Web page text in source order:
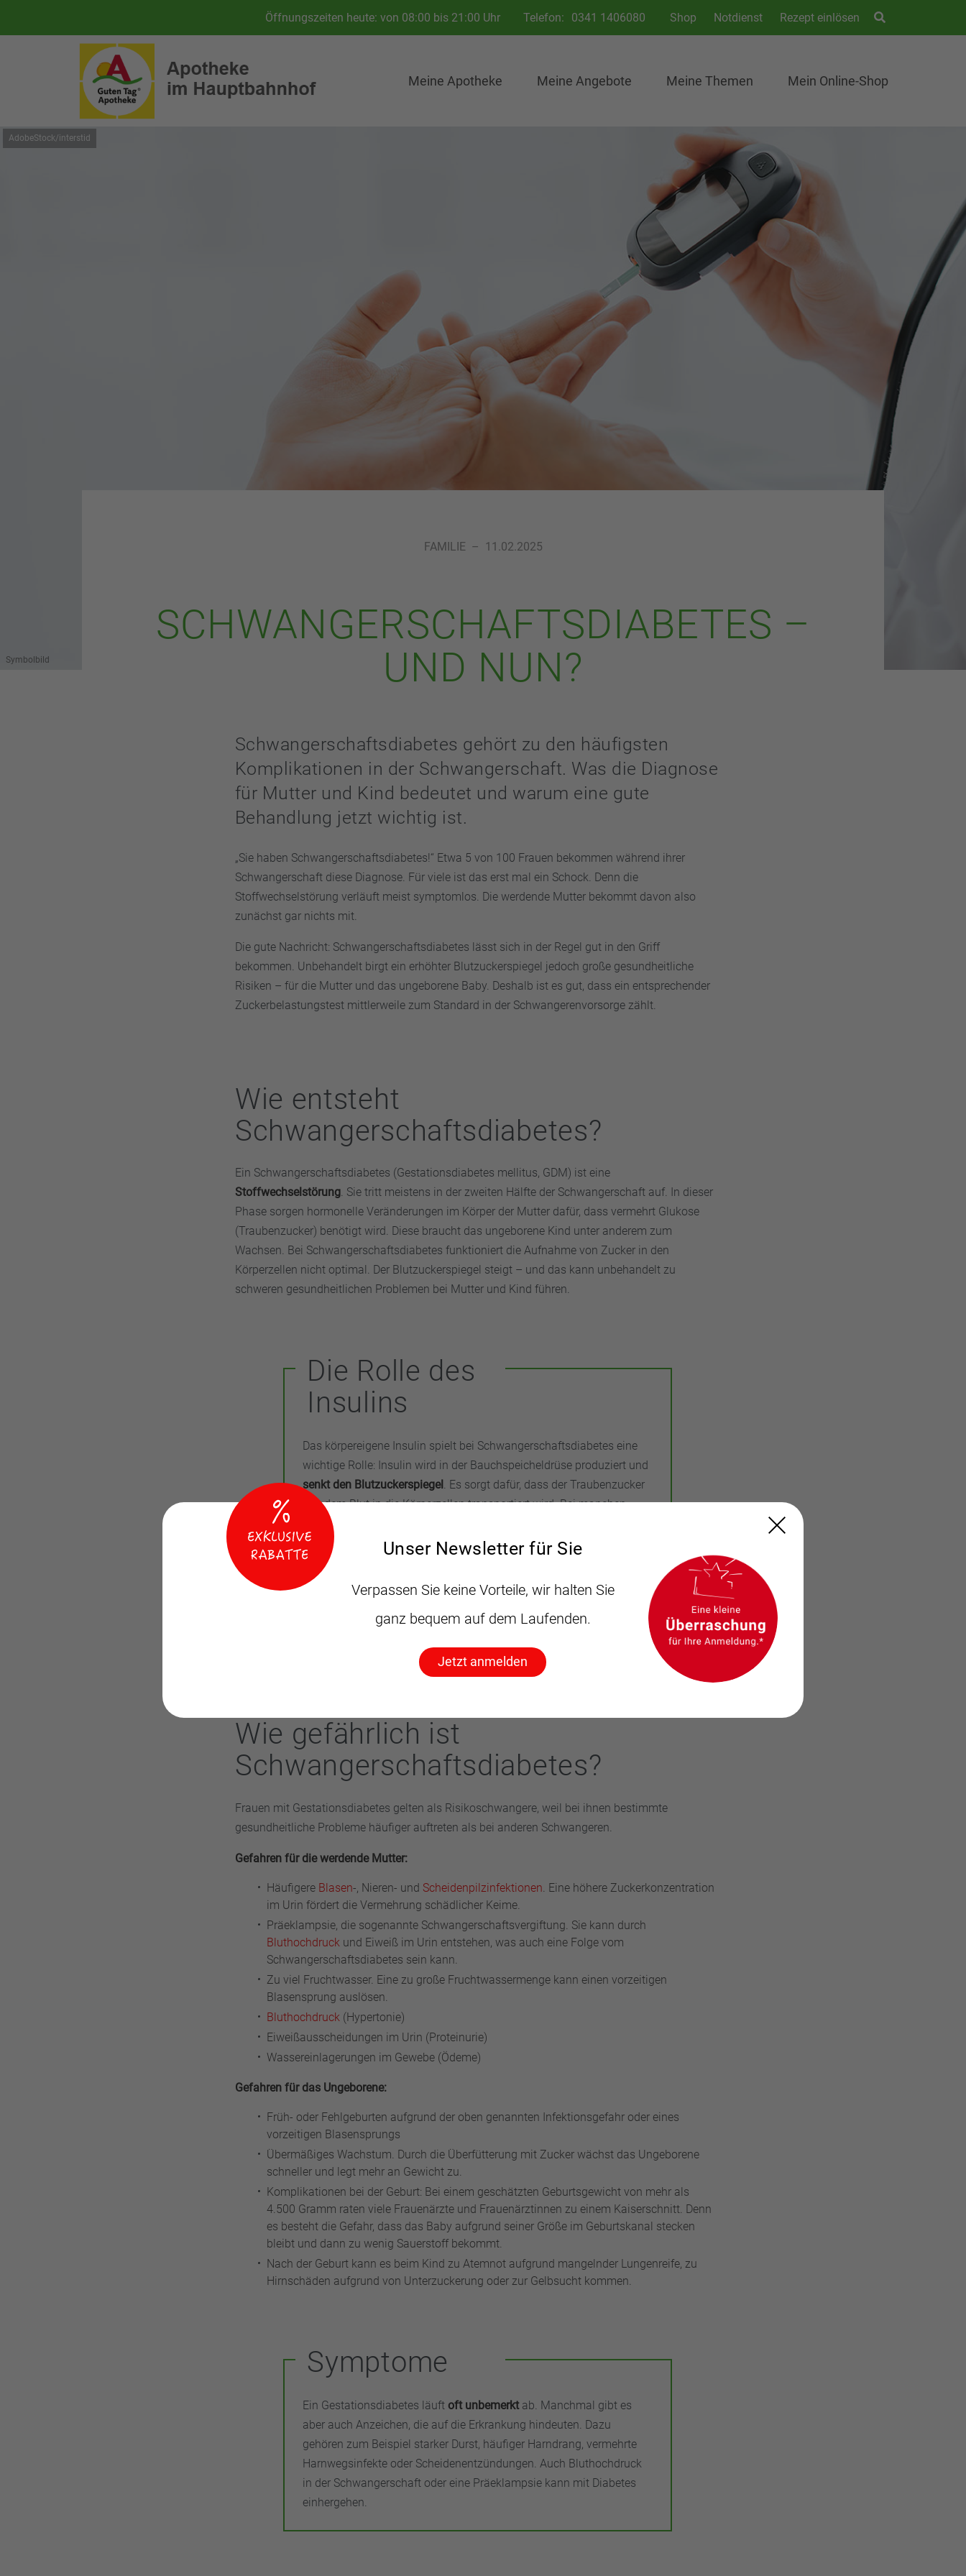
Öffnungszeiten heute: von 08:00 bis 21:00 Uhr Telefon: 0341 1406080 Shop Notdienst Rezept einlösen
Meine Apotheke Meine Angebote Meine Themen Mein Online-Shop
AdobeStock/interstid
Symbolbild
FAMILIE – 11.02.2025
SCHWANGERSCHAFTSDIABETES –
UND NUN?
Schwangerschaftsdiabetes gehört zu den häufigsten
Komplikationen in der Schwangerschaft. Was die Diagnose
für Mutter und Kind bedeutet und warum eine gute
Behandlung jetzt wichtig ist.
„Sie haben Schwangerschaftsdiabetes!“ Etwa 5 von 100 Frauen bekommen während ihrer
Schwangerschaft diese Diagnose. Für viele ist das erst mal ein Schock. Denn die
Stoffwechselstörung verläuft meist symptomlos. Die werdende Mutter bekommt davon also
zunächst gar nichts mit.
Die gute Nachricht: Schwangerschaftsdiabetes lässt sich in der Regel gut in den Griff
bekommen. Unbehandelt birgt ein erhöhter Blutzuckerspiegel jedoch große gesundheitliche
Risiken – für die Mutter und das ungeborene Baby. Deshalb ist es gut, dass ein entsprechender
Zuckerbelastungstest mittlerweile zum Standard in der Schwangerenvorsorge zählt.
Wie entsteht
Schwangerschaftsdiabetes?
Ein Schwangerschaftsdiabetes (Gestationsdiabetes mellitus, GDM) ist eine
Stoffwechselstörung. Sie tritt meistens in der zweiten Hälfte der Schwangerschaft auf. In dieser
Phase sorgen hormonelle Veränderungen im Körper der Mutter dafür, dass vermehrt Glukose
(Traubenzucker) benötigt wird. Diese braucht das ungeborene Kind unter anderem zum
Wachsen. Bei Schwangerschaftsdiabetes funktioniert die Aufnahme von Zucker in den
Körperzellen nicht optimal. Der Blutzuckerspiegel steigt – und das kann unbehandelt zu
schweren gesundheitlichen Problemen bei Mutter und Kind führen.
Die Rolle des
Insulins
Das körpereigene Insulin spielt bei Schwangerschaftsdiabetes eine
wichtige Rolle: Insulin wird in der Bauchspeicheldrüse produziert und
senkt den Blutzuckerspiegel . Es sorgt dafür, dass der Traubenzucker
aus dem Blut in die Körperzellen transportiert wird. Bei manchen
Schwangeren funktioniert das jedoch nicht richtig. Es entsteht eine
„Insulinresistenz“. Das heißt, die Zellen reagieren nicht mehr
ausreichend auf das Insulin. Es wird also mehr Insulin gebraucht, als
die Bauchspeicheldrüse produziert. Dadurch steigt die
Zuckerkonzentration im Blut der Mutter an – und auch das
Ungeborene wird mit zu viel Zucker „überfüttert“.
Wie gefährlich ist
Schwangerschaftsdiabetes?
Frauen mit Gestationsdiabetes gelten als Risikoschwangere, weil bei ihnen bestimmte
gesundheitliche Probleme häufiger auftreten als bei anderen Schwangeren.
Gefahren für die werdende Mutter:
Häufigere Blasen-, Nieren- und Scheidenpilzinfektionen. Eine höhere Zuckerkonzentration
im Urin fördert die Vermehrung schädlicher Keime.
Präeklampsie, die sogenannte Schwangerschaftsvergiftung. Sie kann durch
Bluthochdruckund Eiweiß im Urin entstehen, was auch eine Folge vom
Schwangerschaftsdiabetes sein kann.
Zu viel Fruchtwasser. Eine zu große Fruchtwassermenge kann einen vorzeitigen
Blasensprung auslösen.
Bluthochdruck(Hypertonie)
Eiweißausscheidungen im Urin (Proteinurie)
Wassereinlagerungen im Gewebe (Ödeme)
Gefahren für das Ungeborene:
Früh- oder Fehlgeburten aufgrund der oben genannten Infektionsgefahr oder eines
vorzeitigen Blasensprungs
Übermäßiges Wachstum. Durch die Überfütterung mit Zucker wächst das Ungeborene
schneller und legt mehr an Gewicht zu.
Komplikationen bei der Geburt: Bei einem geschätzten Geburtsgewicht von mehr als
4.500 Gramm raten viele Frauenärzte und Frauenärztinnen zu einem Kaiserschnitt. Denn
es besteht die Gefahr, dass das Baby aufgrund seiner Größe im Geburtskanal stecken
bleibt und dann zu wenig Sauerstoff bekommt.
Nach der Geburt kann es beim Kind zu Atemnot aufgrund mangelnder Lungenreife, zu
Hirnschäden aufgrund von Unterzuckerung oder zur Gelbsucht kommen.
Symptome
Ein Gestationsdiabetes läuft oft unbemerktab. Manchmal gibt es
aber auch Anzeichen, die auf die Erkrankung hindeuten. Dazu
gehören zum Beispiel starker Durst, häufiger Harndrang, vermehrte
Harnwegsinfekte oder Scheidenentzündungen. Auch Bluthochdruck
in der Schwangerschaft oder eine Präeklampsie kann mit Diabetes
einhergehen.
Unser Newsletter für Sie
Verpassen Sie keine Vorteile, wir halten Sie
ganz bequem auf dem Laufenden.
Jetzt anmelden